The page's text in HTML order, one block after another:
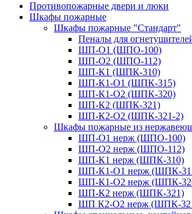
Противопожарные двери и люки
Шкафы пожарные
Шкафы пожарные "Стандарт"
Пеналы для
ШП-О1 (ШПО-100)
ШП-О2 (ШПО-112)
ШП-К1 (ШПК-310)
ШП-К1-О1 (ШПК-315)
ШП-К1-О2 (ШПК-320)
ШП-К2 (ШПК-321)
ШП-К2-О2 (ШПК-321-2)
Шкафы пожарные из
ШП-О1 нерж (ШПО-100)
ШП-О2 нерж (ШПО-112)
ШП-К1 нерж (ШПК-310)
ШП-К1-О1 нерж (ШПК-
ШП-К1-О2 нерж (ШПК-
ШП-К2 нерж (ШПК-321)
ШП К2-О2 нерж (ШПК-